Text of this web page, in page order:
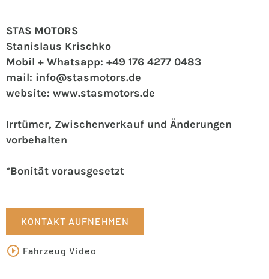
STAS MOTORS
Stanislaus Krischko
Mobil + Whatsapp: +49 176 4277 0483
mail: info@stasmotors.de
website: www.stasmotors.de
Irrtümer, Zwischenverkauf und Änderungen
vorbehalten
*Bonität vorausgesetzt
KONTAKT AUFNEHMEN
Fahrzeug Video